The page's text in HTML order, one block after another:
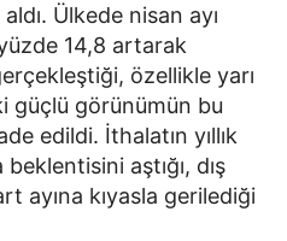
Ülkede nisan ayı
yüzde 14,8 artarak
özellikle yarı
güçlü görünümün bu
edildi. İthalatın yıllık
aştığı, dış
ayına kıyasla gerilediği